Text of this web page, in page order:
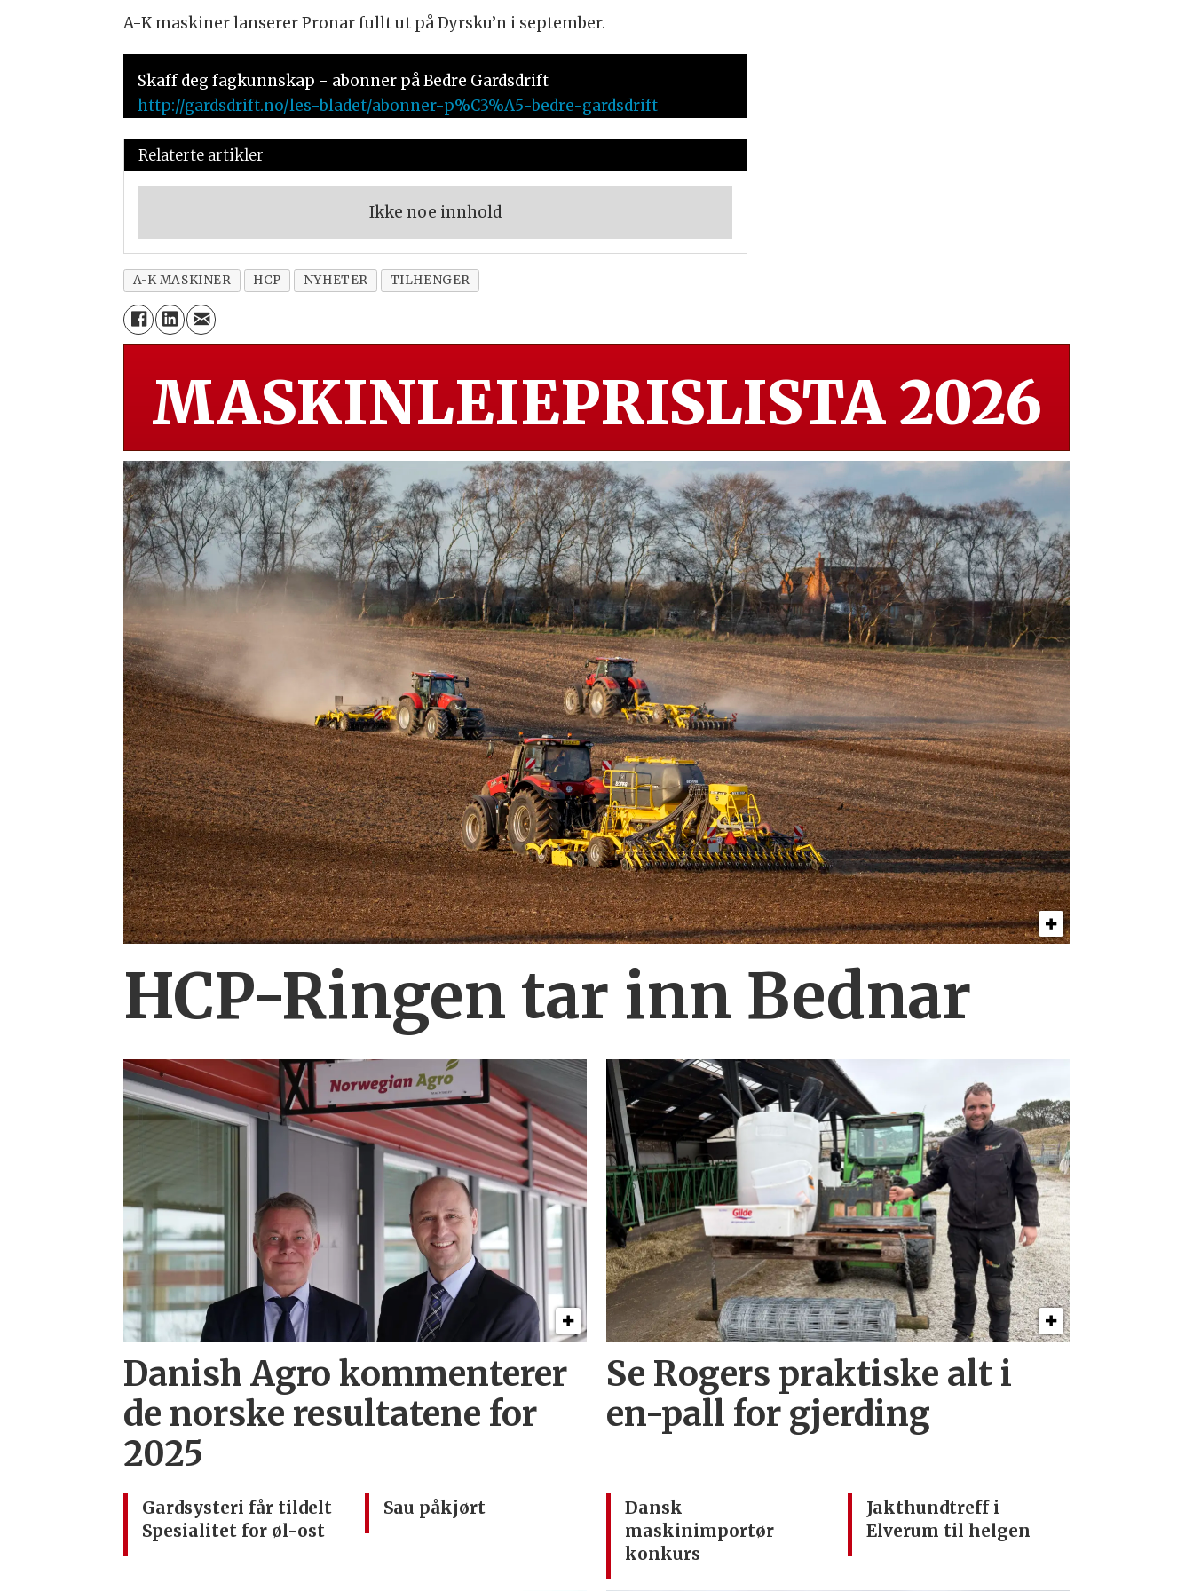
A-K maskiner lanserer Pronar fullt ut på Dyrsku’n i september.
Skaff deg fagkunnskap - abonner på Bedre Gardsdrift
http://gardsdrift.no/les-bladet/abonner-p%C3%A5-bedre-gardsdrift
Relaterte artikler
Ikke noe innhold
A-K MASKINER HCP NYHETER TILHENGER
MASKINLEIEPRISLISTA 2026
HCP-Ringen tar inn Bednar
Danish Agro kommenterer
de norske resultatene for
2025
Se Rogers praktiske alt i
en-pall for gjerding
Gardsysteri får tildelt
Spesialitet for øl-ost
Sau påkjørt
Dansk
maskinimportør
konkurs
Jakthundtreff i
Elverum til helgen